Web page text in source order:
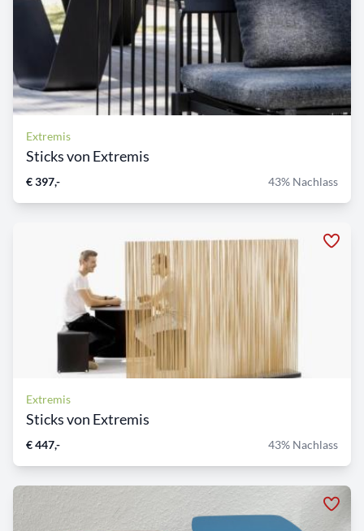
Extremis
Sticks von Extremis
€ 397,- 43% Nachlass
Extremis
Sticks von Extremis
€ 447,- 43% Nachlass